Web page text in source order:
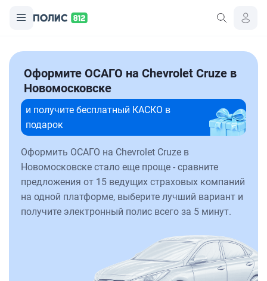
Оформите ОСАГО на Chevrolet Cruze в
Новомосковске
и получите бесплатный КАСКО в
подарок
Оформить ОСАГО на Chevrolet Cruze в
Новомосковске стало еще проще - сравните
предложения от 15 ведущих страховых компаний
на одной платформе, выберите лучший вариант и
получите электронный полис всего за 5 минут.